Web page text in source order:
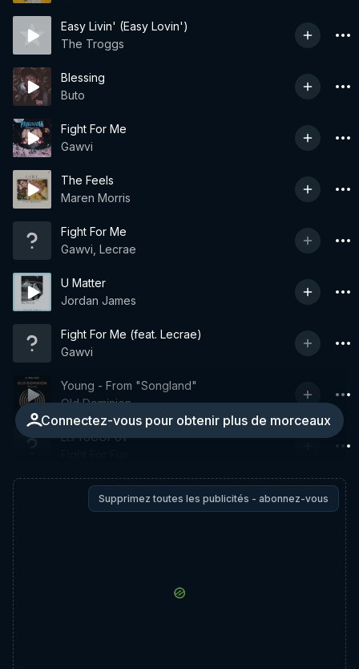
Easy Livin' (Easy Lovin')
The Troggs
Blessing
Buto
Fight For Me
Gawvi
The Feels
Maren Morris
Fight For Me
Gawvi, Lecrae
U Matter
Jordan James
Fight For Me (feat. Lecrae)
Gawvi
Connectez-vous pour obtenir plus de morceaux
Young - From "Songland"
Old Dominion
Lt.ProCOPov
Supprimez toutes les publicités - abonnez-vous